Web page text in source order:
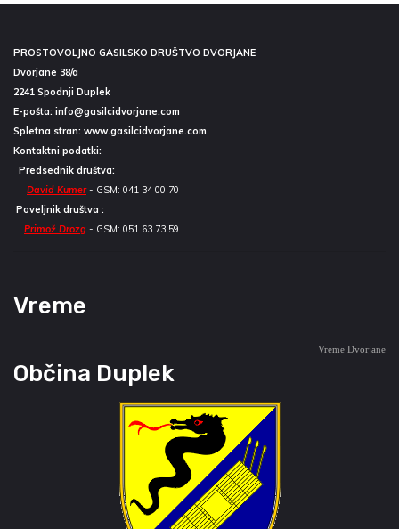
PROSTOVOLJNO GASILSKO DRUŠTVO DVORJANE
Dvorjane 38/a
2241 Spodnji Duplek
E-pošta: info@gasilcidvorjane.com
Spletna stran: www.gasilcidvorjane.com
Kontaktni podatki:
Predsednik društva:
David Kumer- GSM: 041 34 00 70
Poveljnik društva :
Primož Drozg - GSM: 051 63 73 59
Vreme
Vreme Dvorjane
Občina Duplek